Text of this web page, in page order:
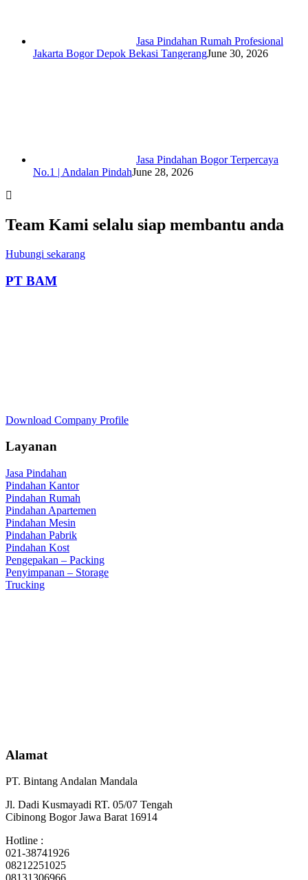
Jasa Pindahan Rumah Profesional
Jakarta Bogor Depok Bekasi TangerangJune 30, 2026
Jasa Pindahan Bogor Terpercaya
No.1 | Andalan PindahJune 28, 2026
Team Kami selalu siap membantu anda
Hubungi sekarang
PT BAM
Download Company Profile
Layanan
Jasa Pindahan
Pindahan Kantor
Pindahan Rumah
Pindahan Apartemen
Pindahan Mesin
Pindahan Pabrik
Pindahan Kost
Pengepakan – Packing
Penyimpanan – Storage
Trucking
Alamat
PT. Bintang Andalan Mandala
Jl. Dadi Kusmayadi RT. 05/07 Tengah
Cibinong Bogor Jawa Barat 16914
Hotline :
021-38741926
08212251025